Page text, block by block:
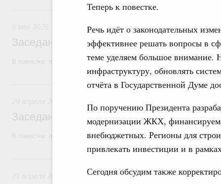
Теперь к повестке.
Речь идёт о законодательных
эффективнее решать вопросы в
теме уделяем большое внимание.
инфраструктуру, обновлять
отчёта в Государственной Думе
По поручению Президента
модернизации ЖКХ,
внебюджетных. Регионы для
привлекать инвестиции и в
Сегодня обсудим также
6 мая, среда
Заседание Правительства (2026 год,
В повестке: проекты федеральных законов, бюджетные
29 апреля, среда
Заседание Правительства (2026 год,
В повестке: проекты федеральных законов.